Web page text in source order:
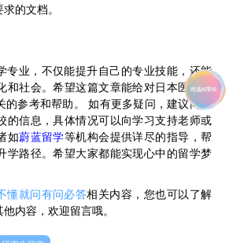
的文档。
专业，不仅能提升自己的专业技能，还能
和社会。希望这篇文章能给对日本医学专
的参考和帮助。 如有更多疑问，建议同学
的信息，具体情况可以向学习支持老师或
如蔚蓝留学等机构会提供详尽的指导，帮
学路径。希望大家都能实现心中的留学梦
懂就问有问必答相关内容，您也可以了解
他内容，欢迎留言哦。